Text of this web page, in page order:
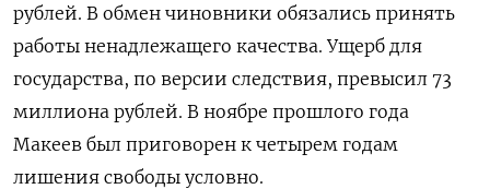
рублей. В обмен чиновники обязались принять
работы ненадлежащего качества. Ущерб для
государства, по версии следствия, превысил 73
миллиона рублей. В ноябре прошлого года
Макеев был приговорен к четырем годам
лишения свободы условно.